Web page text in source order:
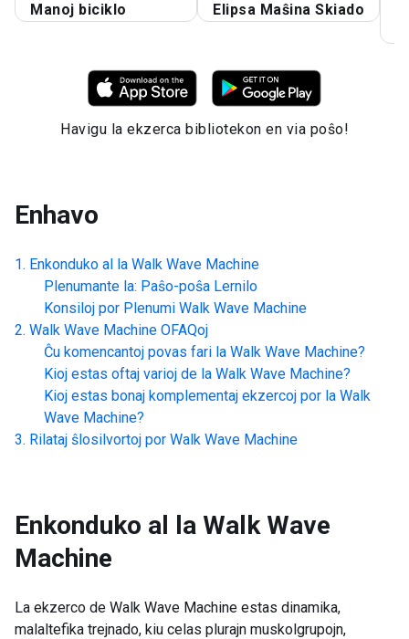
Manoj biciklo Elipsa Maŝina Skiado
Havigu la ekzerca bibliotekon en via poŝo!
Enhavo
Enkonduko al la Walk Wave Machine
Plenumante la: Paŝo-poŝa Lernilo
Konsiloj por Plenumi Walk Wave Machine
Walk Wave Machine OFAQoj
Ĉu komencantoj povas fari la Walk Wave Machine?
Kioj estas oftaj varioj de la Walk Wave Machine?
Kioj estas bonaj komplementaj ekzercoj por la Walk
Wave Machine?
Rilataj ŝlosilvortoj por Walk Wave Machine
Enkonduko al la Walk Wave
Machine
La ekzerco de Walk Wave Machine estas dinamika,
malaltefika trejnado, kiu celas plurajn muskolgrupojn,